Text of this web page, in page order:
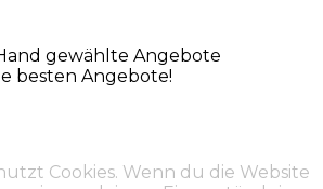
besten Angebote!
Cookies. Wenn du die Website